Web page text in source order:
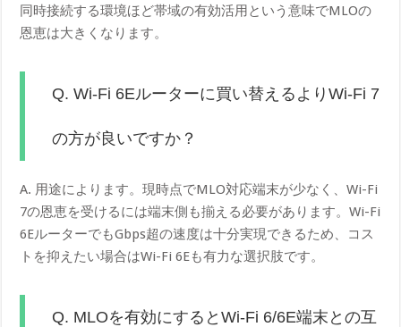
同時接続する環境ほど帯域の有効活用という意味でMLOの
恩恵は大きくなります。
Q. Wi-Fi 6Eルーターに買い替えるよりWi-Fi 7
の方が良いですか？
A. 用途によります。現時点でMLO対応端末が少なく、Wi-Fi
7の恩恵を受けるには端末側も揃える必要があります。Wi-Fi
6EルーターでもGbps超の速度は十分実現できるため、コス
トを抑えたい場合はWi-Fi 6Eも有力な選択肢です。
Q. MLOを有効にするとWi-Fi 6/6E端末との互